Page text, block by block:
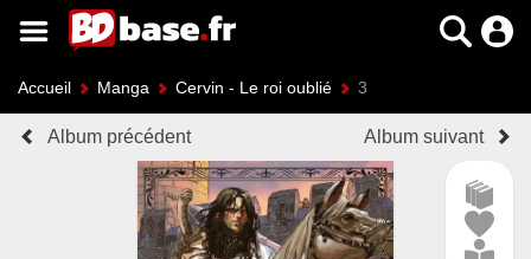
Accueil Manga Cervin - Le roi oublié 3
Album précédent Album suivant